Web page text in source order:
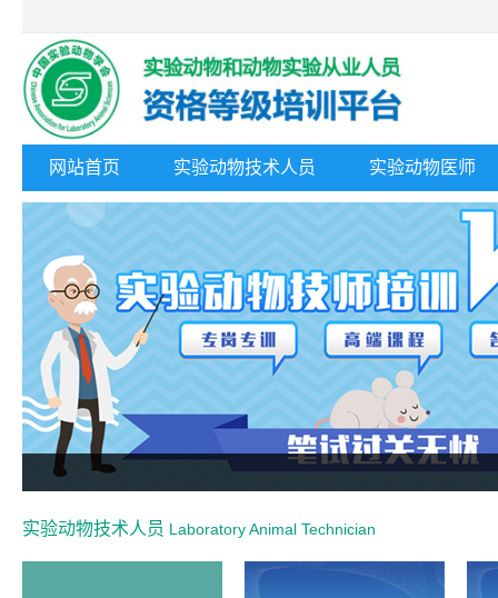
网站首页 实验动物技术人员 实验动物医师
实验动物技术人员 Laboratory Animal Technician